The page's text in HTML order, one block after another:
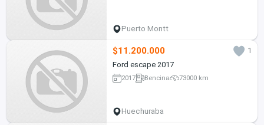
Puerto Montt
$11.200.000
1
Ford escape 2017
2017 Bencina 73000 km
Huechuraba